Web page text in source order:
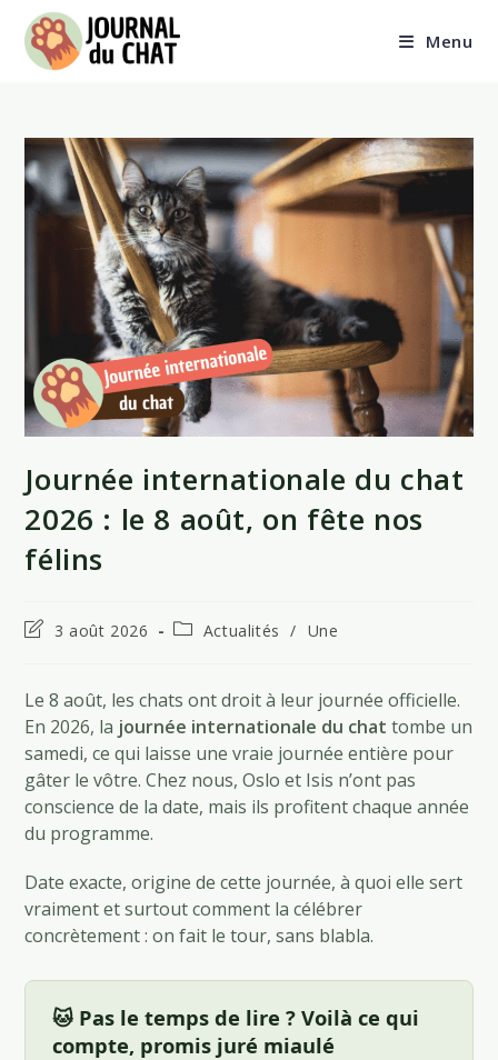
content
Menu
Journée internationale du chat
2026 : le 8 août, on fête nos
félins
Dernière
la
publication :
3 août 2026
PostActualités / Une
Le 8 août, les chats ont droit à leur journée officielle.
En 2026, la journée internationale du chat tombe un
samedi, ce qui laisse une vraie journée entière pour
gâter le vôtre. Chez nous, Oslo et Isis n’ont pas
conscience de la date, mais ils profitent chaque année
du programme.
Date exacte, origine de cette journée, à quoi elle sert
vraiment et surtout comment la célébrer
concrètement : on fait le tour, sans blabla.
🐱 Pas le temps de lire ? Voilà ce qui
compte, promis juré miaulé